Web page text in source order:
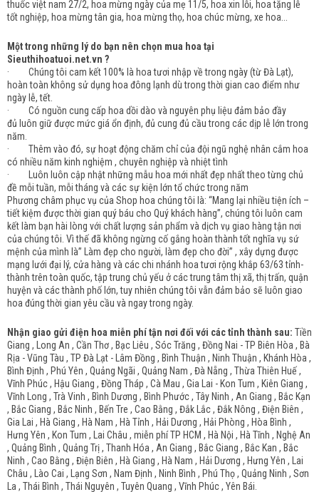
thuốc việt nam 27/2, hoa mừng ngày của mẹ 11/5, hoa xin lỗi, hoa tặng lễ
tốt nghiệp, hoa mừng tân gia, hoa mừng thọ, hoa chúc mừng, xe hoa...
Một trong những lý do bạn nên chọn mua hoa tại
Sieuthihoatuoi.net.vn ?
· Chúng tôi cam kết 100% là hoa tươi nhập về trong ngày (từ Đà Lạt),
hoàn toàn không sử dụng hoa đông lạnh dù trong thời gian cao điểm như
ngày lễ, tết.
· Có nguồn cung cấp hoa dồi dào và nguyên phụ liệu đảm bảo đầy
đủ luôn giữ được mức giá ổn định, đủ cung đủ cầu trong các dịp lễ lớn trong
năm.
· Thêm vào đó, sự hoạt động chăm chỉ của đội ngũ nghệ nhân cắm hoa
có nhiều năm kinh nghiệm , chuyên nghiệp và nhiệt tình
· Luôn luôn cập nhật những mẫu hoa mới nhất đẹp nhất theo từng chủ
đề mỗi tuần, mỗi tháng và các sự kiện lớn tổ chức trong năm
Phương châm phục vụ của Shop hoa chúng tôi là: “Mang lại nhiều tiện ích –
tiết kiệm được thời gian quý báu cho Quý khách hàng”, chúng tôi luôn cam
kết làm bạn hài lòng với chất lượng sản phẩm và dịch vụ giao hàng tận nơi
của chúng tôi. Vì thế đã không ngừng cố gắng hoàn thành tốt nghĩa vụ sứ
mệnh của mình là” Làm đẹp cho người, làm đẹp cho đời” , xây dựng được
mạng lưới đại lý, cửa hàng và các chi nhánh hoa tươi rộng khắp 63/63 tỉnh-
thành trên toàn quốc, tập trung chủ yếu ở các trung tâm thị xã, thị trấn, quận
huyện và các thành phố lớn, tuy nhiên chúng tôi vẫn đảm bảo sẽ luôn giao
hoa đúng thời gian yêu cầu và ngay trong ngày.
Nhận giao gửi điện hoa miễn phí tận nơi đối với các tỉnh thành sau: Tiền
Giang , Long An , Cần Thơ , Bạc Liêu , Sóc Trăng , Đồng Nai - TP Biên Hòa , Bà
Rịa - Vũng Tàu , TP Đà Lạt - Lâm Đồng , Bình Thuận , Ninh Thuận , Khánh Hòa ,
Bình Định , Phú Yên , Quảng Ngãi , Quảng Nam , Đà Nẵng , Thừa Thiên Huế ,
Vĩnh Phúc , Hậu Giang , Đồng Tháp , Cà Mau , Gia Lai - Kon Tum , Kiên Giang ,
Vĩnh Long , Trà Vinh , Bình Dương , Bình Phước , Tây Ninh , An Giang , Bắc Kạn
, Bắc Giang , Bắc Ninh , Bến Tre , Cao Bằng , Đắk Lắc , Đắk Nông , Điện Biên ,
Gia Lai , Hà Giang , Hà Nam , Hà Tỉnh , Hải Dương , Hải Phòng , Hòa Bình ,
Hưng Yên , Kon Tum , Lai Châu , miễn phí TP HCM , Hà Nội , Hà Tĩnh , Nghệ An
, Quảng Bình , Quảng Trị , Thanh Hóa , An Giang , Bắc Giang , Bắc Kan , Bắc
Ninh , Cao Bằng , Điện Biên , Hà Giang , Hà Nam , Hải Dương , Hưng Yên , Lai
Châu , Lào Cai , Lạng Sơn , Nam Định , Ninh Bình , Phú Thọ , Quảng Ninh , Sơn
La , Thái Bình , Thái Nguyên , Tuyên Quang , Vĩnh Phúc , Yên Bái.